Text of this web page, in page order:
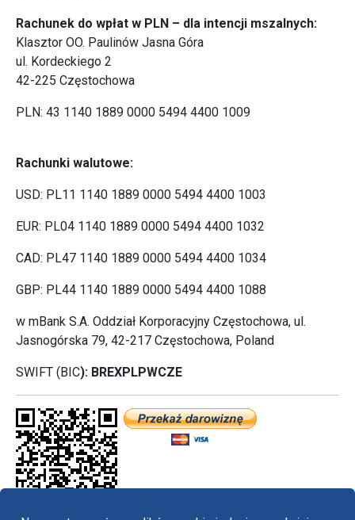
Rachunek do wpłat w PLN – dla intencji mszalnych:
Klasztor OO. Paulinów Jasna Góra
ul. Kordeckiego 2
42-225 Częstochowa
PLN: 43 1140 1889 0000 5494 4400 1009
Rachunki walutowe:
USD: PL11 1140 1889 0000 5494 4400 1003
EUR: PL04 1140 1889 0000 5494 4400 1032
CAD: PL47 1140 1889 0000 5494 4400 1034
GBP: PL44 1140 1889 0000 5494 4400 1088
w mBank S.A. Oddział Korporacyjny Częstochowa, ul.
Jasnogórska 79, 42-217 Częstochowa, Poland
SWIFT (BIC): BREXPLPWCZE